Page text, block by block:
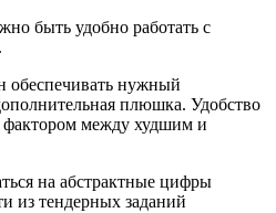
быть удобно работать с
обеспечивать нужный
плюшка. Удобство
между худшим и
на абстрактные цифры
из тендерных заданий